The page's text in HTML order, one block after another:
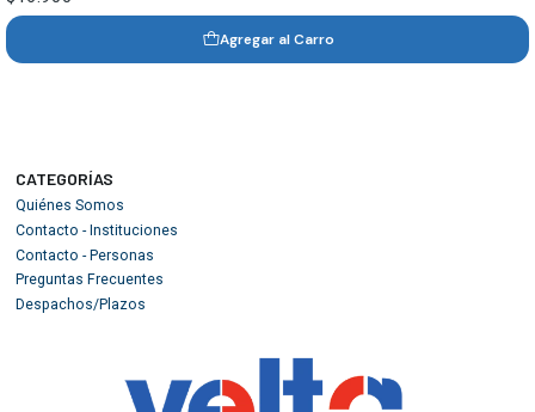
Agregar al Carro
CATEGORÍAS
Quiénes Somos
Contacto - Instituciones
Contacto - Personas
Preguntas Frecuentes
Despachos/Plazos